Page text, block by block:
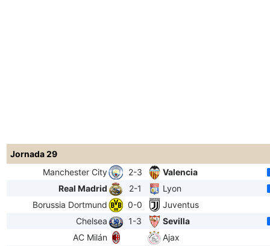
Jornada 29
Manchester City
2-3
Valencia
Real Madrid
2-1
Lyon
Borussia Dortmund
0-0
Juventus
Chelsea
1-3
Sevilla
AC Milán
Ajax